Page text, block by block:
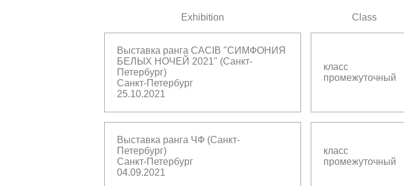
Exhibition Class
Выставка ранга CACIB "СИМФОНИЯ
БЕЛЫХ НОЧЕЙ 2021" (Санкт-
Петербург)
Санкт-Петербург
25.10.2021
класс
промежуточный
Выставка ранга ЧФ (Санкт-
Петербург)
Санкт-Петербург
04.09.2021
класс
промежуточный